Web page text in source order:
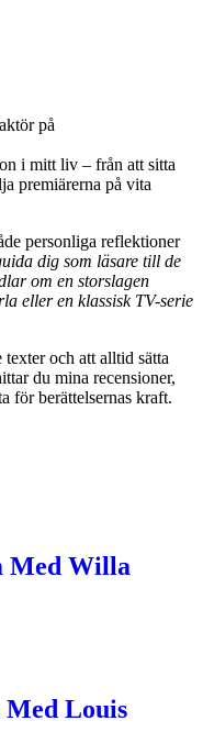
på
i mitt liv – från att sitta
premiärerna på vita
personliga reflektioner
dig som läsare till de
om en storslagen
eller en klassisk TV-serie
och att alltid sätta
du mina recensioner,
för berättelsernas kraft.
Med Willa
Louis